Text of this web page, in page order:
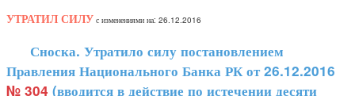
УТРАТИЛ СИЛУ с изменениями на: 26.12.2016
Сноска. Утратило силу постановлением
Правления Национального Банка РК от 26.12.2016
№ 304 (вводится в действие по истечении десяти